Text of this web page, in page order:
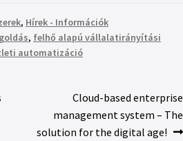
, Hírek - Információk
, felhő alapú vállalatirányítási
automatizáció
Cloud-based enterprise
management system – The
solution for the digital age!